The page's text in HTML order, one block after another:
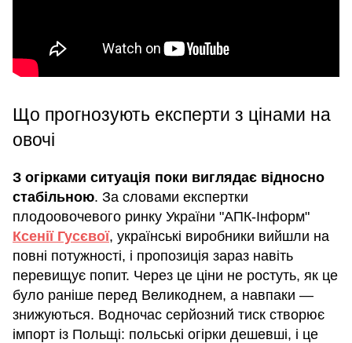
Що прогнозують експерти з цінами на
овочі
З огірками ситуація поки виглядає відносно
стабільною. За словами експертки
плодоовочевого ринку України "АПК-Інформ"
Ксенії Гусєвої, українські виробники вийшли на
повні потужності, і пропозиція зараз навіть
перевищує попит. Через це ціни не ростуть, як це
було раніше перед Великоднем, а навпаки —
знижуються. Водночас серйозний тиск створює
імпорт із Польщі: польські огірки дешевші, і це